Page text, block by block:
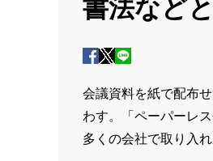
書法など
会議資料を紙で配布
わす。「ペーパーレ
多くの会社で取り入れ